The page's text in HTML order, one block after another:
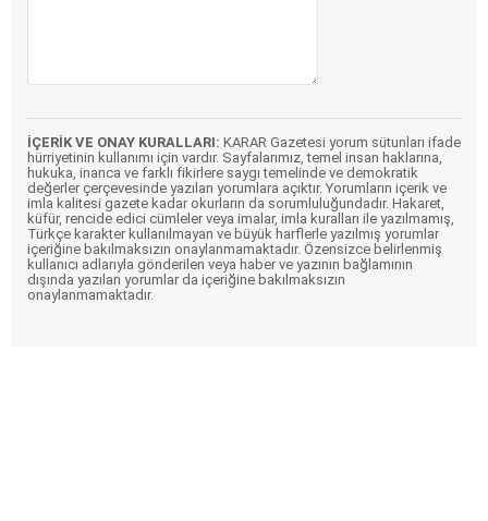
İÇERİK VE ONAY KURALLARI: KARAR Gazetesi yorum sütunları ifade
hürriyetinin kullanımı için vardır. Sayfalarımız, temel insan haklarına,
hukuka, inanca ve farklı fikirlere saygı temelinde ve demokratik
değerler çerçevesinde yazılan yorumlara açıktır. Yorumların içerik ve
imla kalitesi gazete kadar okurların da sorumluluğundadır. Hakaret,
küfür, rencide edici cümleler veya imalar, imla kuralları ile yazılmamış,
Türkçe karakter kullanılmayan ve büyük harflerle yazılmış yorumlar
içeriğine bakılmaksızın onaylanmamaktadır. Özensizce belirlenmiş
kullanıcı adlarıyla gönderilen veya haber ve yazının bağlamının
dışında yazılan yorumlar da içeriğine bakılmaksızın
onaylanmamaktadır.